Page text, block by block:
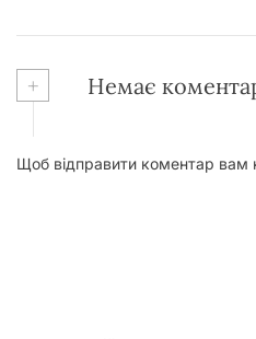
+ Немає
Щоб відправити коментар вам